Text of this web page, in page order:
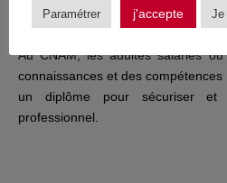
Au CNAM, les adultes salariés
connaissances et des
un diplôme pour sécuriser et
professionnel.
Paramétrer j'accepte Je